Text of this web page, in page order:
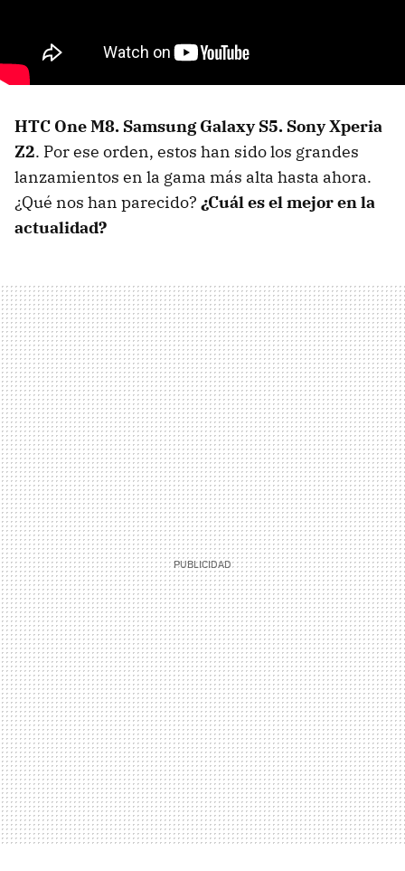
HTC One M8. Samsung Galaxy S5. Sony Xperia
Z2. Por ese orden, estos han sido los grandes
lanzamientos en la gama más alta hasta ahora.
¿Qué nos han parecido? ¿Cuál es el mejor en la
actualidad?